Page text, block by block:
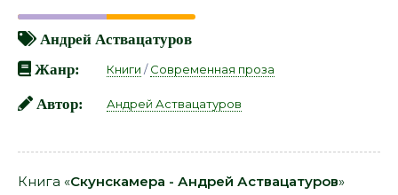
Андрей Аствацатуров
Жанр:
Книги /Современная проза
Автор: Андрей Аствацатуров
Книга «Скунскамера - Андрей Аствацатуров»